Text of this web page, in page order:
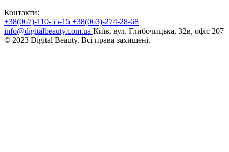
Контакти:
+38(067)-110-55-15 +38(063)-274-28-68
info@digitalbeauty.com.ua Київ, вул. Глибочицька, 32в, офіс 207
© 2023 Digital Beauty. Всі права захищені.